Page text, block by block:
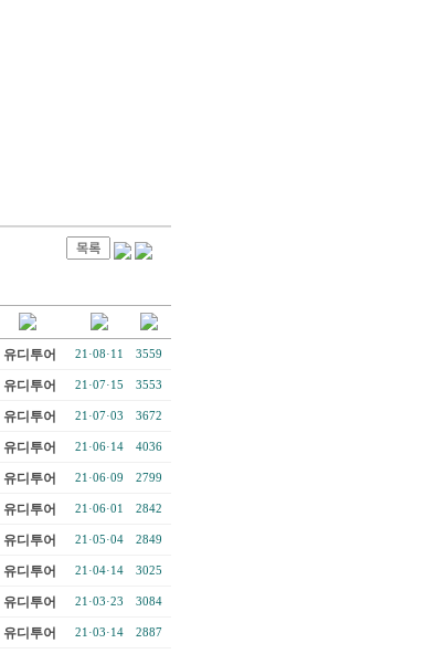
유디투어 21·08·11 3559
유디투어 21·07·15 3553
유디투어 21·07·03 3672
유디투어 21·06·14 4036
유디투어 21·06·09 2799
유디투어 21·06·01 2842
유디투어 21·05·04 2849
유디투어 21·04·14 3025
유디투어 21·03·23 3084
유디투어 21·03·14 2887